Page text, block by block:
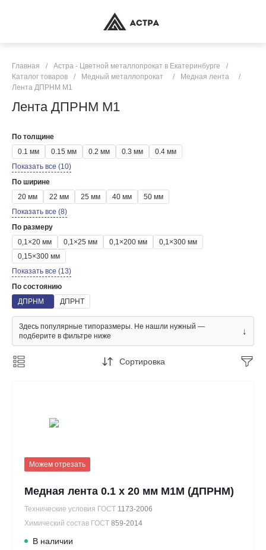
Главная / Астра - Цветной металлопрокат в Екатеринбурге
/
Каталог товаров
/ Медный металлопрокат / Медная лента
/
Лента ДПРНМ М1
Лента ДПРНМ М1
По толщине
0.1 мм
0.15 мм 0.2 мм 0.3 мм
0.4 мм
Показать все (10)
По ширине
20 мм
22 мм 25 мм 40 мм
50 мм
Показать все (8)
По размеру
0,1×20 мм
0,1×25 мм 0,1×200 мм
0,1×300 мм
0,15×300 мм
Показать все (13)
По состоянию
ДПРНМ
ДПРНТ
Здесь популярные типоразмеры. Не нашли нужный —
подберите в фильтре ниже
↓
Сортировка
Можем отрезать
Медная лента 0.1 х 20 мм М1М (ДПРНМ)
Технические условия ГОСТ 1173-2006
Химический состав ГОСТ 859-2014
В наличии